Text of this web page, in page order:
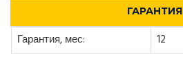
ГАРАНТИЯ
Гарантия, мес: 12